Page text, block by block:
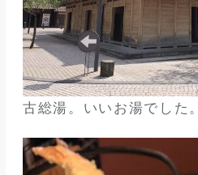
古総湯。いいお湯でした。